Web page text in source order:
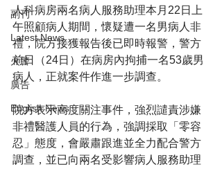
副刊
Latest News
火警
廣告
English News
人科病房兩名病人服務助理本月22日上
午照顧病人期間，懷疑遭一名男病人非
禮，院方接獲報告後已即時報警，警方
前日（24日）在病房內拘捕一名53歲男
病人，正就案件作進一步調查。
院方表示高度關注事件，強烈譴責涉嫌
非禮醫護人員的行為，強調採取「零容
忍」態度，會嚴肅跟進並全力配合警方
調查，並已向兩名受影響病人服務助理